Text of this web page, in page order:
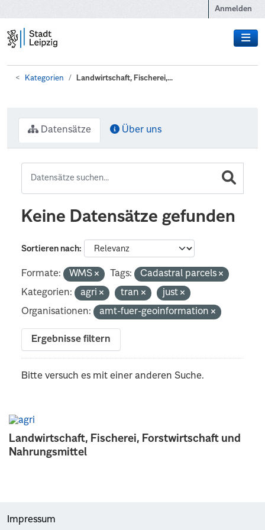
Anmelden
Kategorien Landwirtschaft, Fischerei,...
Landwirtschaft, Fischerei, Forstwirtschaft und
Nahrungsmittel
Datensätze Über uns
Keine Datensätze gefunden
Sortieren nach
Formate: WMS Tags:
Cadastral parcels
Kategorien:
agri tran
just
Organisationen:
amt-fuer-geoinformation
Ergebnisse filtern
Bitte versuch es mit einer anderen Suche.
Impressum